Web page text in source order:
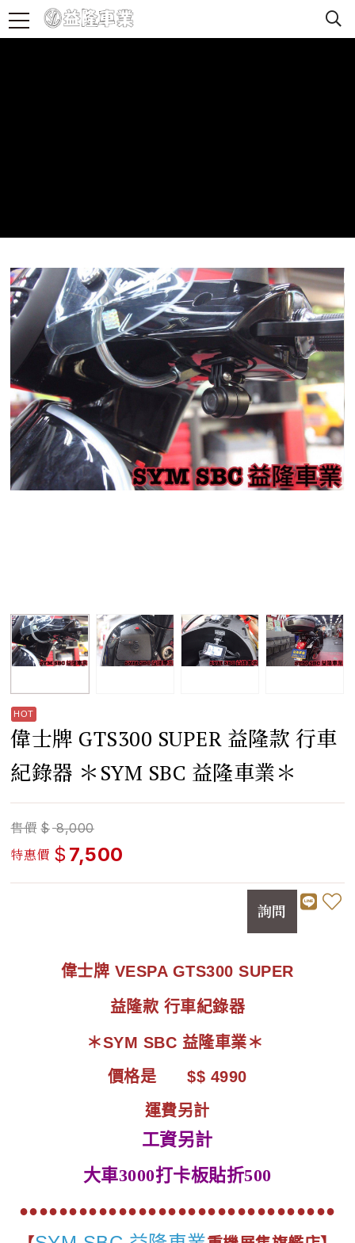
偉士牌 GTS300 SUPER 益隆款 行車
紀錄器 ＊SYM SBC 益隆車業＊
售價 $ 8,000
特惠價 $ 7,500
詢問
偉士牌 VESPA GTS300 SUPER
益隆款 行車紀錄器
＊SYM SBC 益隆車業＊
價格是 $$ 4990
運費另計
工資另計
大車3000打卡板貼折500
●●●●●●●●●●●●●●●●●●●●●●●●●●●●●●●●